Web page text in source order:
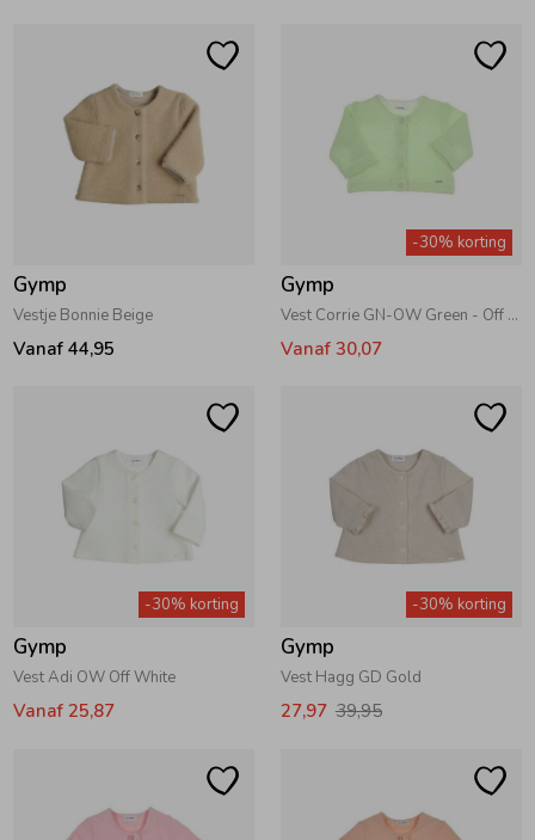
Gymp
Vestje Bonnie Beige
Vanaf 44,95
-30% korting
Gymp
Vest Corrie GN-OW Green - Off White
Vanaf 30,07
-30% korting
Gymp
Vest Adi OW Off White
Vanaf 25,87
-30% korting
Gymp
Vest Hagg GD Gold
27,97 39,95